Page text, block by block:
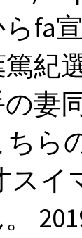
fa
紀
妻
ら
スイ